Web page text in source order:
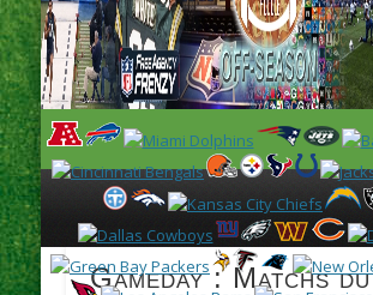
Gameday : Matchs du